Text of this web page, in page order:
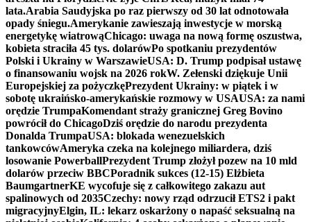
lata.Arabia Saudyjska po raz pierwszy od 30 lat odnotowała
opady śniegu.Amerykanie zawieszają inwestycje w morską
energetykę wiatrowąChicago: uwaga na nową formę oszustwa,
kobieta straciła 45 tys. dolarówPo spotkaniu prezydentów
Polski i Ukrainy w WarszawieUSA: D. Trump podpisał ustawę
o finansowaniu wojsk na 2026 rokW. Zełenski dziękuje Unii
Europejskiej za pożyczkęPrezydent Ukrainy: w piątek i w
sobotę ukraińsko-amerykańskie rozmowy w USAUSA: za nami
orędzie TrumpaKomendant straży granicznej Greg Bovino
powrócił do ChicagoDziś orędzie do narodu prezydenta
Donalda TrumpaUSA: blokada wenezuelskich
tankowcówAmeryka czeka na kolejnego miliardera, dziś
losowanie PowerballPrezydent Trump złożył pozew na 10 mld
dolarów przeciw BBCPoradnik sukces (12-15) Elżbieta
BaumgartnerKE wycofuje się z całkowitego zakazu aut
spalinowych od 2035Czechy: nowy rząd odrzucił ETS2 i pakt
migracyjnyElgin, IL: lekarz oskarżony o napaść seksualną na